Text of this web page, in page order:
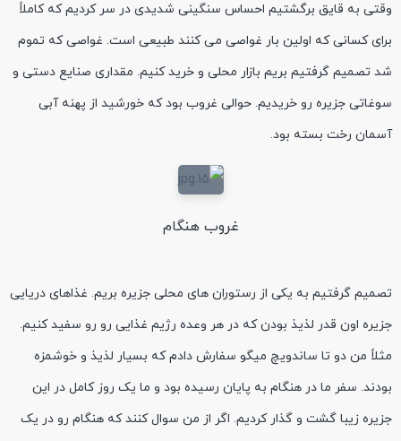
وقتی به قایق برگشتیم احساس سنگینی شدیدی در سر کردیم که کاملاً
برای کسانی که اولین بار غواصی می کنند طبیعی است. غواصی که تموم
شد تصمیم گرفتیم بریم بازار محلی و خرید کنیم. مقداری صنایع دستی و
سوغاتی جزیره رو خریدیم. حوالی غروب بود که خورشید از پهنه آبی
آسمان رخت بسته بود.
غروب هنگام
تصمیم گرفتیم به یکی از رستوران های محلی جزیره بریم. غذاهای دریایی
جزیره اون قدر لذیذ بودن که در هر وعده رژیم غذایی رو رو سفید کنیم.
مثلاً من دو تا ساندویچ میگو سفارش دادم که بسیار لذیذ و خوشمزه
بودند. سفر ما در هنگام به پایان رسیده بود و ما یک روز کامل در این
جزیره زیبا گشت و گذار کردیم. اگر از من سوال کنند که هنگام رو در یک